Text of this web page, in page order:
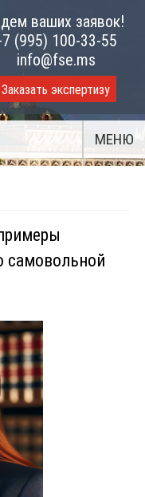
ваших заявок!
(995) 100-33-55
info@fse.ms
Заказать экспертизу
МЕНЮ
самовольной